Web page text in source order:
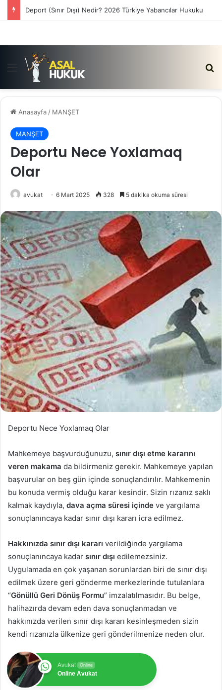
Satış Vaadi Sözleşmesi İptali Nedir?
Menü
Anasayfa / MANŞET
MANŞET
Deportu Nece Yoxlamaq
Olar
avukat 6 Mart 2025 328 5 dakika okuma süresi
Deportu Nece Yoxlamaq Olar
Mahkemeye başvurduğunuzu, sınır dışı etme kararını
veren makama da bildirmeniz gerekir. Mahkemeye yapılan
başvurular on beş gün içinde sonuçlandırılır. Mahkemenin
bu konuda vermiş olduğu karar kesindir. Sizin rızanız saklı
kalmak kaydıyla, dava açma süresi içinde ve yargılama
sonuçlanıncaya kadar sınır dışı kararı icra edilmez.
Hakkınızda sınır dışı kararı verildiğinde yargılama
sonuçlanıncaya kadar sınır dışı edilemezsiniz.
Uygulamada en çok yaşanan sorunlardan biri de sınır dışı
edilmek üzere geri gönderme merkezlerinde tutulanlara
“Gönüllü Geri Dönüş Formu” imzalatılmasıdır. Bu belge,
halihazırda devam eden dava sonuçlanmadan ve
hakkınızda verilen sınır dışı kararı kesinleşmeden sizin
kendi rızanızla ülkenize geri gönderilmenize neden olur.
Avukat Online
Online Avukat